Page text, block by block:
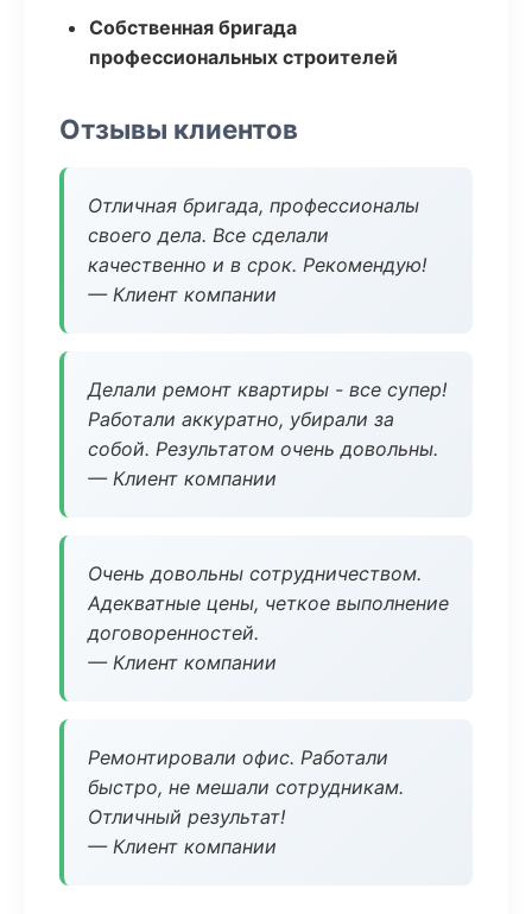
Собственная бригада
профессиональных строителей
Отзывы клиентов
Отличная бригада, профессионалы
своего дела. Все сделали
качественно и в срок. Рекомендую!
— Клиент компании
Делали ремонт квартиры - все супер!
Работали аккуратно, убирали за
собой. Результатом очень довольны.
— Клиент компании
Очень довольны сотрудничеством.
Адекватные цены, четкое выполнение
договоренностей.
— Клиент компании
Ремонтировали офис. Работали
быстро, не мешали сотрудникам.
Отличный результат!
— Клиент компании